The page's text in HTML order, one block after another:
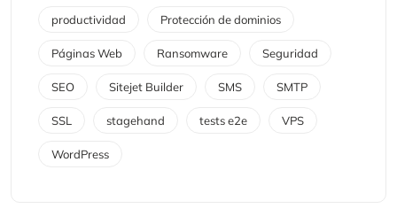
productividad Protección de dominios
Páginas Web Ransomware Seguridad
SEO Sitejet Builder SMS SMTP
SSL stagehand tests e2e VPS
WordPress